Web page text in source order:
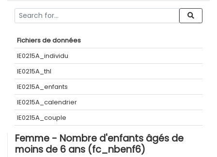
Fichiers de données
IE0215A_individu
IE0215A_thl
IE0215A_enfants
IE0215A_calendrier
IE0215A_couple
Femme - Nombre d'enfants âgés de
moins de 6 ans (fc_nbenf6)